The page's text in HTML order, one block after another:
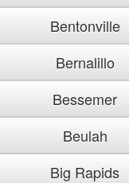
Bentonville
Bernalillo
Bessemer
Beulah
Big Rapids